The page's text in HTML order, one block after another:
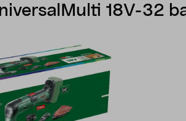
18V-32